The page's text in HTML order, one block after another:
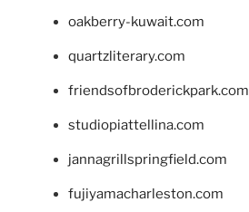
oakberry-kuwait.com
quartzliterary.com
friendsofbroderickpark.com
studiopiattellina.com
jannagrillspringfield.com
fujiyamacharleston.com